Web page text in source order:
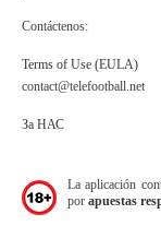
Contáctenos:
Terms of Use (EULA)
contact@telefootball.net
За НАС
La aplicación
por apuestas